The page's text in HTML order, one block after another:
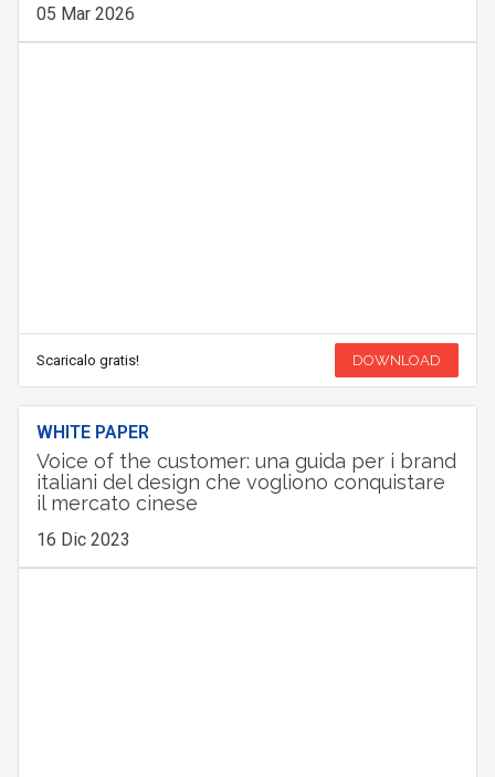
05 Mar 2026
Scaricalo gratis! DOWNLOAD
WHITE PAPER
Voice of the customer: una guida per i brand
italiani del design che vogliono conquistare
il mercato cinese
16 Dic 2023